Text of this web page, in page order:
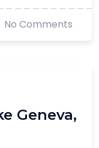
No Comments
Geneva,